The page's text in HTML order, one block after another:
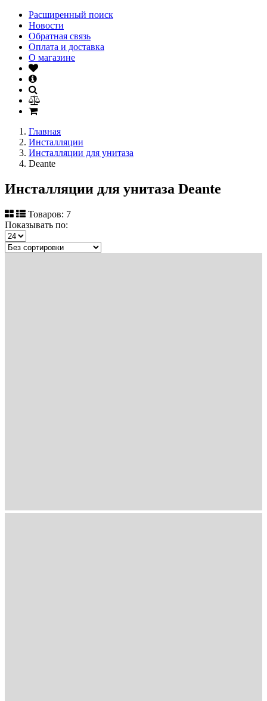
Расширенный поиск
Новости
Обратная связь
Оплата и доставка
О магазине
Главная
Инсталляции
Инсталляции для унитаза
Deante
Инсталляции для унитаза Deante
Товаров: 7
Показывать по: